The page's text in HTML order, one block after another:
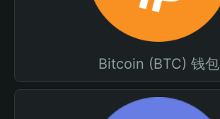
Bitcoin (BTC) 钱包